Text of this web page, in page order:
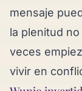
mensaje
la plenitud
veces
vivir en